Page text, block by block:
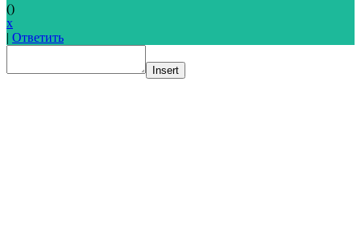
()
x
| Ответить
Insert